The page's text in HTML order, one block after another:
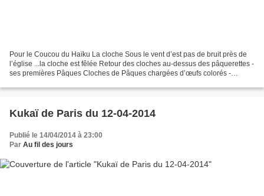
Pour le Coucou du Haïku La cloche Sous le vent d’est pas de bruit près de
l’église ...la cloche est fêlée Retour des cloches au-dessus des pâquerettes -
ses premières Pâques Cloches de Pâques chargées d’œufs colorés -
Kukaï de Paris du 12-04-2014
Publié le 14/04/2014 à 23:00
Par Au fil des jours